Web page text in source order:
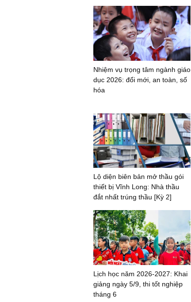
Nhiệm vụ trọng tâm ngành giáo
dục 2026: đổi mới, an toàn, số
hóa
Lộ diện biên bản mở thầu gói
thiết bị Vĩnh Long: Nhà thầu
đắt nhất trúng thầu [Kỳ 2]
Lịch học năm 2026-2027: Khai
giảng ngày 5/9, thi tốt nghiệp
tháng 6